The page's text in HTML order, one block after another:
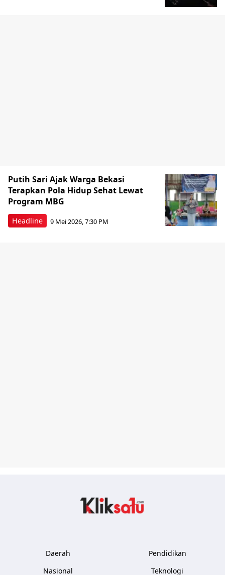
Headline
Putih Sari Ajak Warga Bekasi
Terapkan Pola Hidup Sehat Lewat
Program MBG
9 Mei 2026, 7:30 PM
Daerah
Nasional
Pendidikan
Teknologi